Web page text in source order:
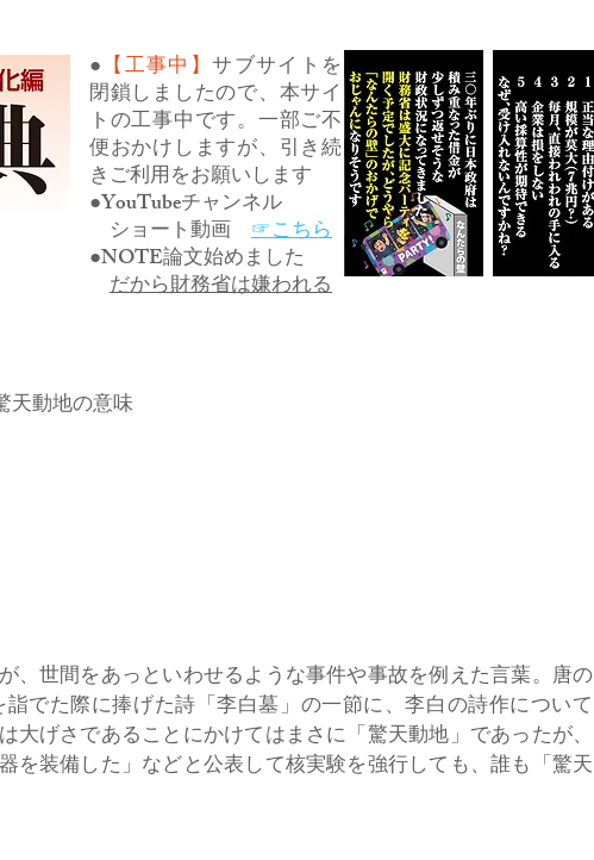
● 【工事中】サブサイトを
閉鎖しましたので、本サイ
トの工事中です。一部ご不
便おかけしますが、引き続
きご利用をお願いします
●YouTubeチャンネル
ショート動画 ☞こちら
●NOTE論文始めました
だから財務省は嫌われる
天動地の意味
世間をあっといわせるような事件や事故を例えた言葉。唐の
でた際に捧げた詩「李白墓」の一節に、李白の詩作について
げさであることにかけてはまさに「驚天動地」であったが、
装備した」などと公表して核実験を強行しても、誰も「驚天